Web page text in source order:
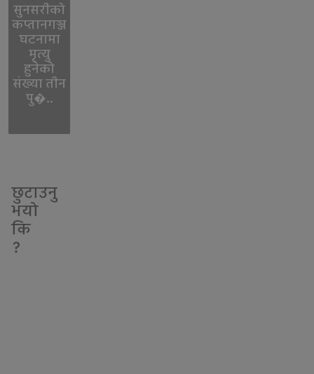
सुनसरीको
कप्तानगञ्ज
घटनामा
मृत्यु
हुनेको
संख्या तीन
पु�..
छुटाउनु
भयो
कि
?